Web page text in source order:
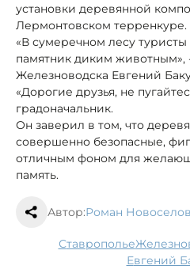
установки деревянной
Лермонтовском терренкуре.
«В сумеречном лесу
памятник диким животным»,
Железноводска Евгений
«Дорогие друзья, не
градоначальник.
Он заверил в том, что
совершенно безопасные,
отличным фоном для
память.
Автор:Роман Новоселов
Ставрополье
Евгений